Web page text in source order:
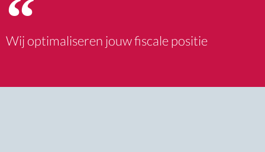
Wij optimaliseren jouw fiscale positie